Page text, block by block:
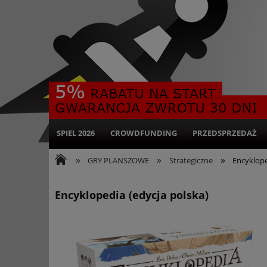
SPIEL 2026 CROWDFUNDING PRZEDSPRZEDAŻ
» GRY PLANSZOWE » Strategiczne »
Encyklopedia (edycja polska)